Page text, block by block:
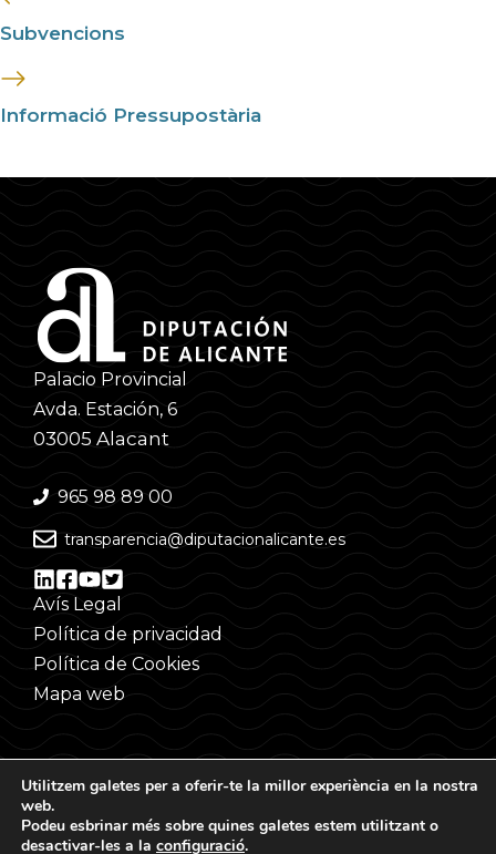
Subvencions
Informació Pressupostària
Palacio Provincial
Avda. Estación, 6
03005 Alacant
965 98 89 00
transparencia@diputacionalicante.es
Avís Legal
Política de privacidad
Política de Cookies
Mapa web
Utilitzem galetes per a oferir-te la millor experiència en la nostra
web.
Podeu esbrinar més sobre quines galetes estem utilitzant o
desactivar-les a la configuració.